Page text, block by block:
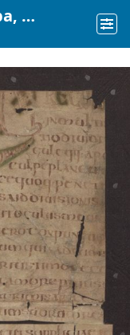
Gregorius 1 papa, Dialogi, fin du 7ème siècle